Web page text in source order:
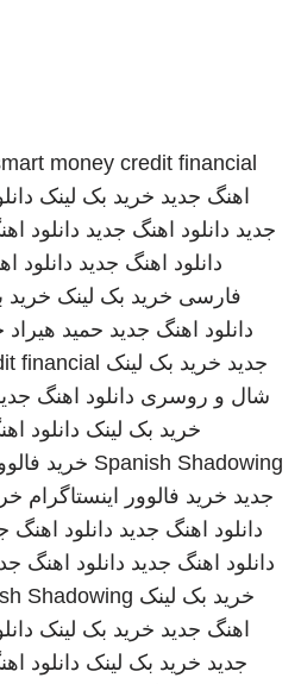
money credit financial
اهنگ جدید خرید بک لینک
جدید دانلود اهنگ جدید دانلود
دانلود اهنگ جدید دانلود
فارسی خرید بک لینک خرید
دانلود اهنگ جدید حمید هیراد
جدید خرید بک لینک financial
شال و روسری دانلود اهنگ
خرید بک لینک دانلود
Spanish Shadowing خرید
جدید خرید فالوور اینستاگرام
دانلود اهنگ جدید دانلود اهنگ
دانلود اهنگ جدید دانلود اهنگ
خرید بک لینک Shadowing
اهنگ جدید خرید بک لینک
جدید خرید بک لینک دانلود